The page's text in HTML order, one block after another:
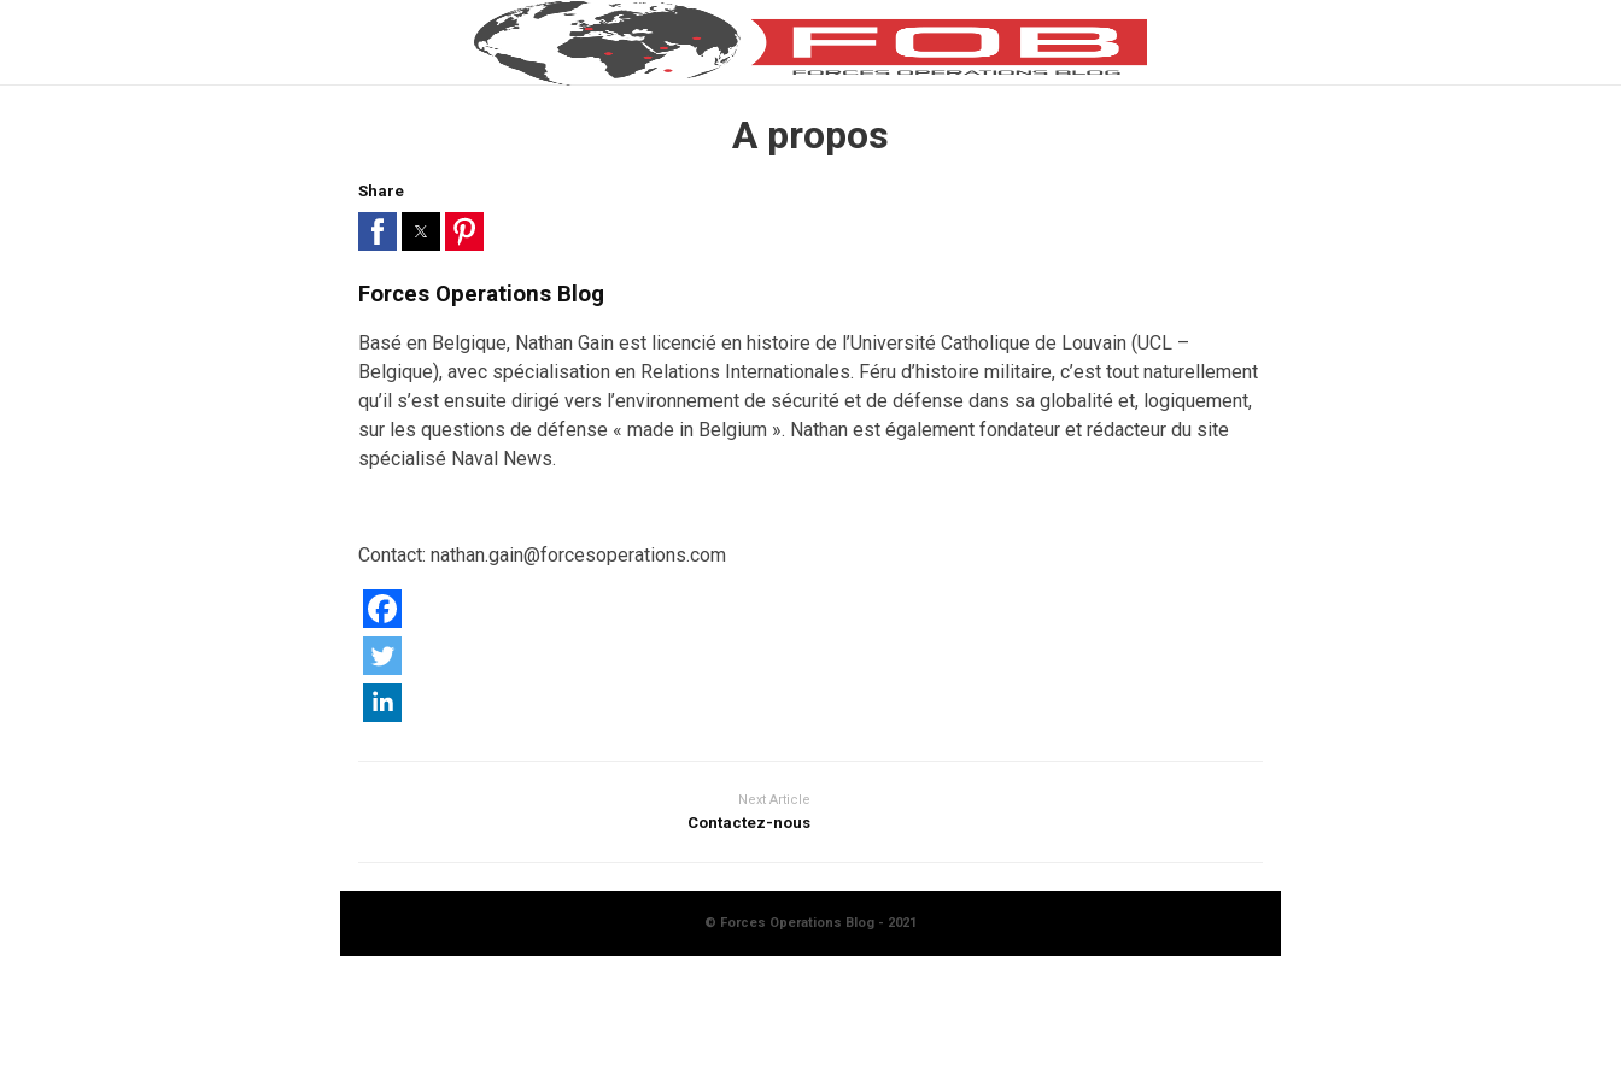
A propos
Share
Forces Operations Blog
Basé en Belgique, Nathan Gain est licencié en histoire de l’Université Catholique de Louvain (UCL –
Belgique), avec spécialisation en Relations Internationales. Féru d’histoire militaire, c’est tout naturellement
qu’il s’est ensuite dirigé vers l’environnement de sécurité et de défense dans sa globalité et, logiquement,
sur les questions de défense « made in Belgium ». Nathan est également fondateur et rédacteur du site
spécialisé Naval News.
Contact: nathan.gain@forcesoperations.com
Next Article
Contactez-nous
© Forces Operations Blog - 2021